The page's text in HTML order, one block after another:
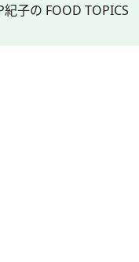
紀子の FOOD TOPICS